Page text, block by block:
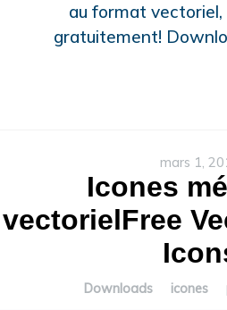
au format
gratuitement!
mars 1,
Icones
vectorielFree
Downloads icones